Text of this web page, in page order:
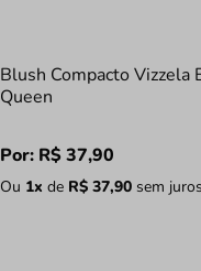
Blush Compacto Vizzela
Queen
Por: R$ 37,90
Ou 1x de R$ 37,90sem juros